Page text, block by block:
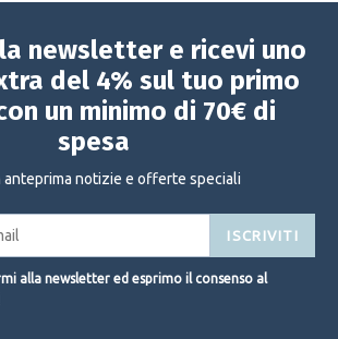
newsletter e ricevi uno
del 4% sul tuo primo
un minimo di 70€ di
spesa
anteprima notizie e offerte speciali
ISCRIVITI
alla newsletter ed esprimo il consenso al